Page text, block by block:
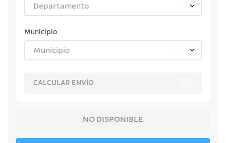
Departamento
Municipio
Municipio
CALCULAR ENVÍO
NO DISPONIBLE